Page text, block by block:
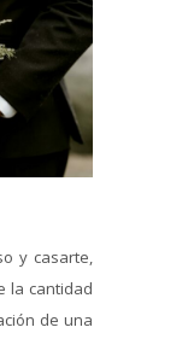
y casarte,
la cantidad
de una